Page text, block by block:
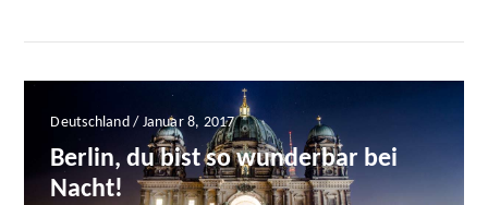
Deutschland / Januar 8, 2017
Berlin, du bist so wunderbar bei
Nacht!